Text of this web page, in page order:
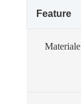
Feature
Materiale